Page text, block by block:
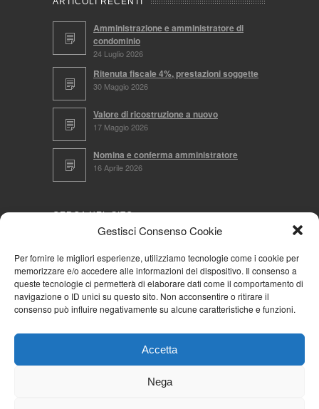
Gestisci Consenso Cookie
Per fornire le migliori esperienze, utilizziamo tecnologie come i cookie per
memorizzare e/o accedere alle informazioni del dispositivo. Il consenso a
queste tecnologie ci permetterà di elaborare dati come il comportamento di
navigazione o ID unici su questo sito. Non acconsentire o ritirare il
consenso può influire negativamente su alcune caratteristiche e funzioni.
Accetta
Nega
Amministrazione e amministratore di
condominio
24 Luglio 2026
Ritenuta fiscale 4%, prestazioni soggette
30 Maggio 2026
Valore di ricostruzione a nuovo
17 Maggio 2026
Nomina e conferma amministratore
16 Aprile 2026
CERCA NEL SITO
NAVIGA PER
Mappa completa
Cookie Policy (UE)
Iscriviti alla Community AziendaCondominio